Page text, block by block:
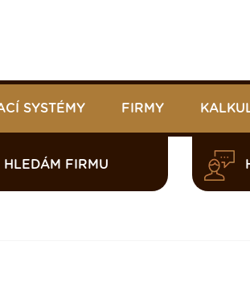
SYSTÉMY FIRMY
HLEDÁM FIRMU